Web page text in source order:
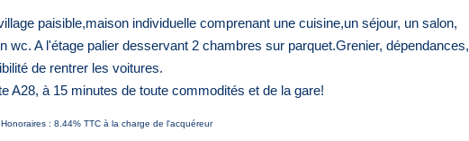
paisible,maison individuelle comprenant une cuisine,un séjour, un salon,
wc. A l'étage palier desservant 2 chambres sur parquet.Grenier, dépendances,
de rentrer les voitures.
A28, à 15 minutes de toute commodités et de la gare!
Honoraires : 8.44% TTC à la charge de l'acquéreur